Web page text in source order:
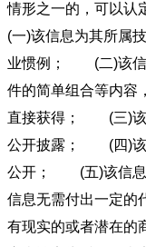
情形之一的，可以
(一)该信息为其所属
业惯例； (二)该信
件的简单组合等内容
直接获得； (三)该
公开披露； (四)该
公开； (五)该信息
信息无需付出一定
有现实的或者潜在的